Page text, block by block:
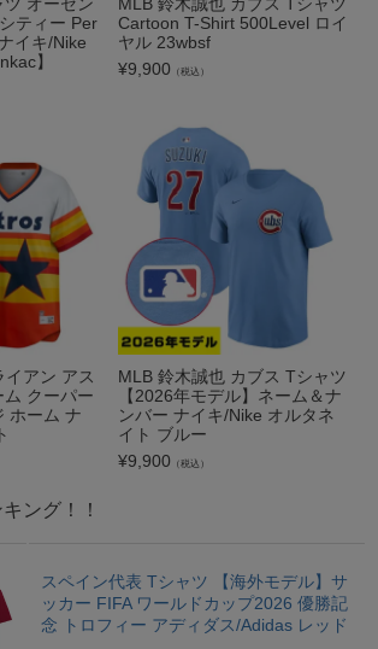
オーセン
ティー Per
イキ/Nike
】
MLB 鈴木誠也 カブス Tシャツ
Cartoon T-Shirt 500Level ロイ
ヤル 23wbsf
¥9,900 （税込）
イアン アス
ム クーパー
ホーム ナ
MLB 鈴木誠也 カブス Tシャツ
【2026年モデル】ネーム＆ナ
ンバー ナイキ/Nike オルタネ
イト ブルー
¥9,900 （税込）
ング！！
スペイン代表 Tシャツ 【海外モデル】サ
ッカー FIFA ワールドカップ2026 優勝記
念 トロフィー アディダス/Adidas レッド